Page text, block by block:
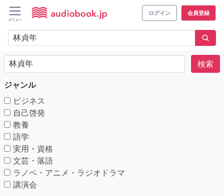
ログイン 会員登録
検索
ジャンル
ビジネス
自己啓発
教養
語学
実用・資格
文芸・落語
ラノベ・アニメ・ラジオドラマ
講演会